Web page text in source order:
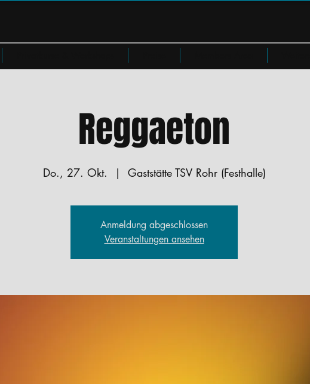
Reggaeton
Do., 27. Okt.
  |
Gaststätte TSV Rohr (Festhalle)
Anmeldung abgeschlossen
Veranstaltungen ansehen